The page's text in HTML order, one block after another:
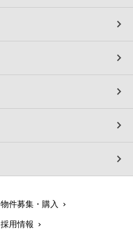
物件募集・購入
採用情報